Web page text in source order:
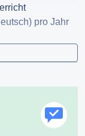
pro Jahr